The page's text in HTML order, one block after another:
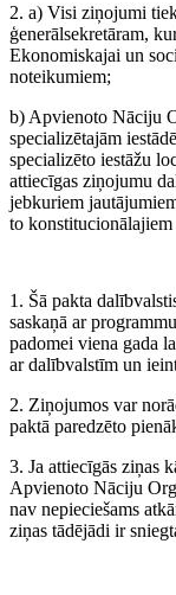
2. a) Visi ziņojumi
ģenerālsekretāram,
Ekonomiskajai un
noteikumiem;
b) Apvienoto Nāciju
specializētajām
specializēto iestāžu
attiecīgas ziņojumu
jebkuriem
to konstitucionālajiem
1. Šā pakta
saskaņā ar
padomei viena gada
ar dalībvalstīm un
2. Ziņojumos var
paktā paredzēto
3. Ja attiecīgās ziņas
Apvienoto Nāciju
nav nepieciešams
ziņas tādējādi ir